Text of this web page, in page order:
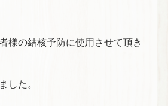
様の結核予防に使用させて頂き
した。